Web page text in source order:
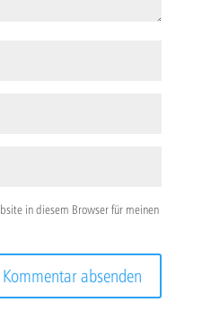
in diesem Browser für meinen